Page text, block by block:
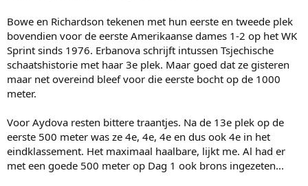
Bowe en Richardson tekenen met hun eerste en tweede plek
bovendien voor de eerste Amerikaanse dames 1-2 op het WK
Sprint sinds 1976. Erbanova schrijft intussen Tsjechische
schaatshistorie met haar 3e plek. Maar goed dat ze gisteren
maar net overeind bleef voor die eerste bocht op de 1000
meter.
Voor Aydova resten bittere traantjes. Na de 13e plek op de
eerste 500 meter was ze 4e, 4e, 4e en dus ook 4e in het
eindklassement. Het maximaal haalbare, lijkt me. Al had er
met een goede 500 meter op Dag 1 ook brons ingezeten...